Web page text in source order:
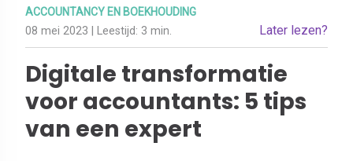
ACCOUNTANCY EN BOEKHOUDING
08 mei 2023 | Leestijd: 3 min. Later lezen?
Digitale transformatie
voor accountants: 5 tips
van een expert